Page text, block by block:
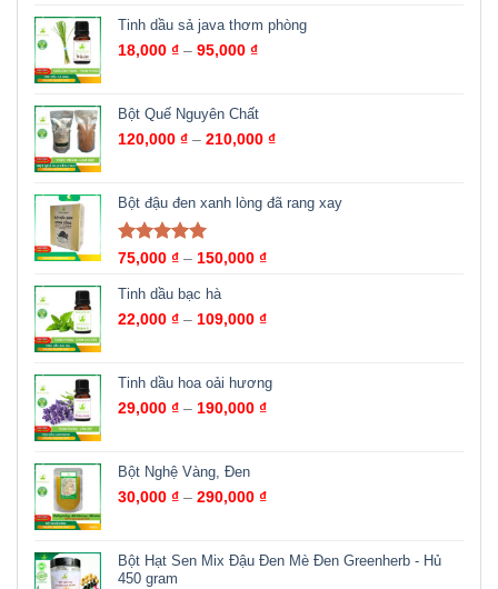
sao
Tinh dầu sả java thơm phòng
18,000 ₫ – 95,000 ₫
Bột Quế Nguyên Chất
120,000 ₫ – 210,000 ₫
Bột đậu đen xanh lòng đã rang xay
Được xếp
sao
75,000 ₫ – 150,000 ₫
Tinh dầu bạc hà
22,000 ₫ – 109,000 ₫
Tinh dầu hoa oải hương
29,000 ₫ – 190,000 ₫
Bột Nghệ Vàng, Đen
30,000 ₫ – 290,000 ₫
Bột Hạt Sen Mix Đậu Đen Mè Đen Greenherb - Hủ
450 gram